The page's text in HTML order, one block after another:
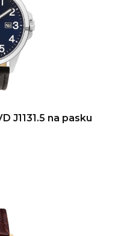
J1131.5 na pasku